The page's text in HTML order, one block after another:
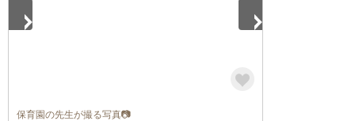
保育園の先生が撮る写真📷